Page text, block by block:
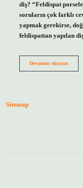
diş? “Feldispat
soruların çok farklı
yapmak gerekirse,
feldispattan yapılan
Devamını okuyunFeldspat
Sitemap